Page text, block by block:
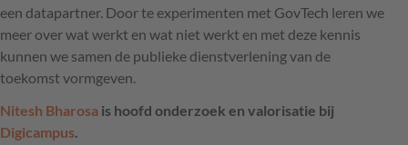
een datapartner. Door te experimenten met GovTech leren we
meer over wat werkt en wat niet werkt en met deze kennis
kunnen we samen de publieke dienstverlening van de
toekomst vormgeven.
Nitesh Bharosa is hoofd onderzoek en valorisatie bij
Digicampus.